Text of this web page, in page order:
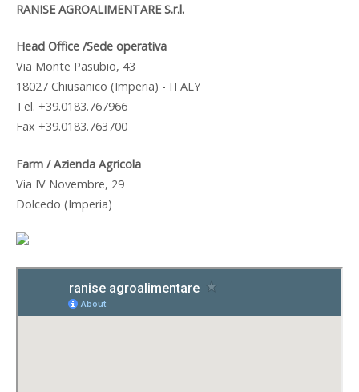
RANISE AGROALIMENTARE S.r.l.
Head Office /Sede operativa
Via Monte Pasubio, 43
18027 Chiusanico (Imperia) - ITALY
Tel. +39.0183.767966
Fax +39.0183.763700
Farm / Azienda Agricola
Via IV Novembre, 29
Dolcedo (Imperia)